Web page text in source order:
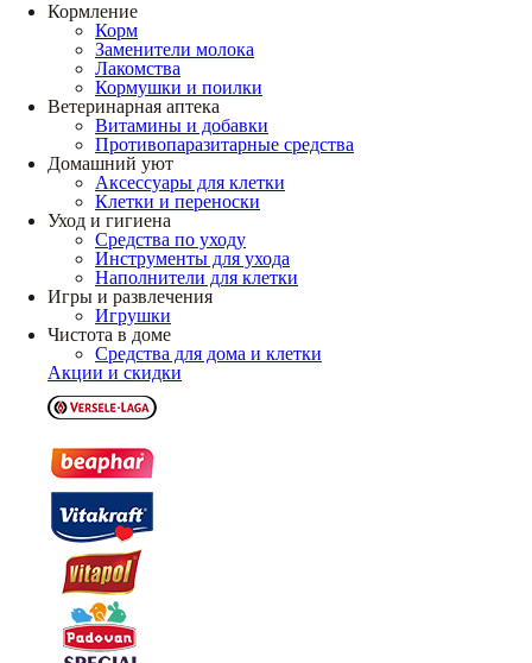
Кормление
Корм
Заменители молока
Лакомства
Кормушки и поилки
Ветеринарная аптека
Витамины и добавки
Противопаразитарные средства
Домашний уют
Аксессуары для клетки
Клетки и переноски
Уход и гигиена
Средства по уходу
Инструменты для ухода
Наполнители для клетки
Игры и развлечения
Игрушки
Чистота в доме
Средства для дома и клетки
Акции и скидки